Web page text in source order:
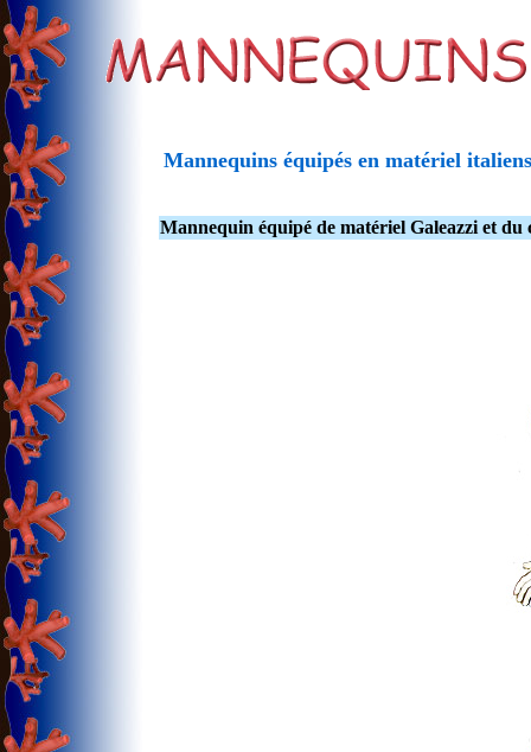
Mannequins équipés en matériel italiens
Mannequin équipé de matériel Galeazzi et